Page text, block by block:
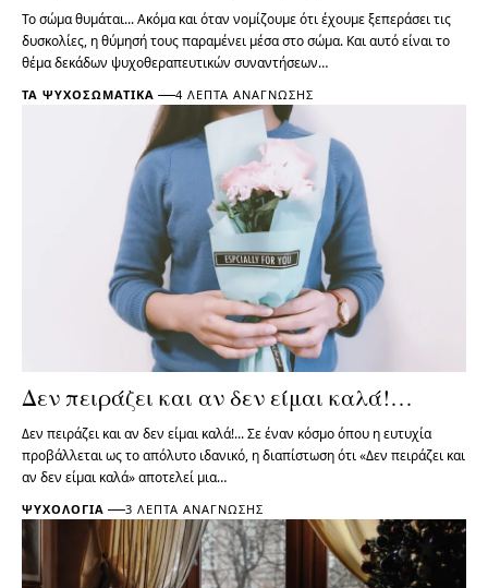
Το σώμα θυμάται... Ακόμα και όταν νομίζουμε ότι έχουμε ξεπεράσει τις
δυσκολίες, η θύμησή τους παραμένει μέσα στο σώμα. Και αυτό είναι το
θέμα δεκάδων ψυχοθεραπευτικών συναντήσεων…
ΤΑ ΨΥΧΟΣΩΜΑΤΙΚΆ 4 ΛΕΠΤΆ ΑΝΆΓΝΩΣΗΣ
Δεν πειράζει και αν δεν είμαι καλά!…
Δεν πειράζει και αν δεν είμαι καλά!... Σε έναν κόσμο όπου η ευτυχία
προβάλλεται ως το απόλυτο ιδανικό, η διαπίστωση ότι «Δεν πειράζει και
αν δεν είμαι καλά» αποτελεί μια…
ΨΥΧΟΛΟΓΊΑ 3 ΛΕΠΤΆ ΑΝΆΓΝΩΣΗΣ